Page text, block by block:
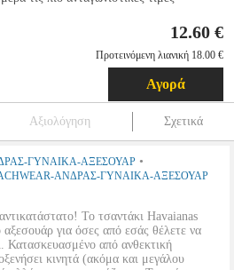
12.60 €
Προτεινόμενη λιανική 18.00 €
Αγορά
Αξιολόγηση Σχετικά
ΓΥΝΑΙΚΑ-ΑΞΕΣΟΥΑΡ •
ΑΝΔΡΑΣ-ΓΥΝΑΙΚΑ-ΑΞΕΣΟΥΑΡ
Το τσαντάκι Havaianas
για όσες από εσάς θέλετε να
Κατασκευασμένο από ανθεκτική
κινητά (ακόμα και μεγάλου